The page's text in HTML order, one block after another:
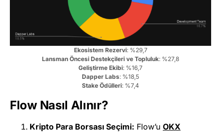
Ekosistem Rezervi: %29,7
Lansman Öncesi Destekçileri ve Topluluk: %27,8
Geliştirme Ekibi: %16,7
Dapper Labs: %18,5
Stake Ödülleri: %7,4
Flow Nasıl Alınır?
Kripto Para Borsası Seçimi: Flow’u OKX